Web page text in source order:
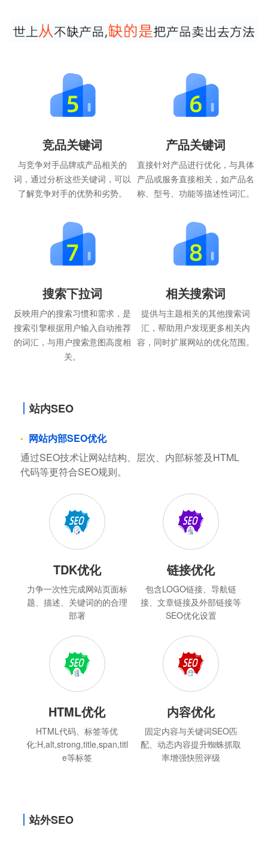
竞品关键词
与竞争对手品牌或产品相关的
词，通过分析这些关键词，可以
了解竞争对手的优势和劣势。
产品关键词
直接针对产品进行优化，与具体
产品或服务直接相关，如产品名
称、型号、功能等描述性词汇。
搜索下拉词
反映用户的搜索习惯和需求，是
搜索引擎根据用户输入自动推荐
的词汇，与用户搜索意图高度相
关。
相关搜索词
提供与主题相关的其他搜索词
汇，帮助用户发现更多相关内
容，同时扩展网站的优化范围。
站内SEO
网站内部SEO优化
通过SEO技术让网站结构、层次、内部标签及HTML
代码等更符合SEO规则。
TDK优化
力争一次性完成网站页面标
题、描述、关键词的的合理
部署
链接优化
包含LOGO链接、导航链
接、文章链接及外部链接等
SEO优化设置
HTML优化
HTML代码、标签等优
化:H,alt,strong,title,span,titl
e等标签
内容优化
固定内容与关键词SEO匹
配、动态内容提升蜘蛛抓取
率增强快照评级
站外SEO